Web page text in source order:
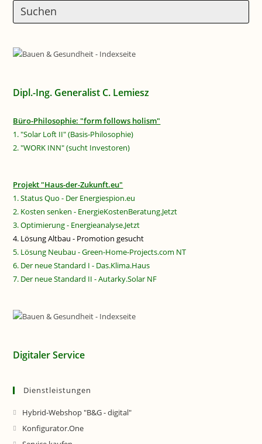
Dipl.-Ing. Generalist C. Lemiesz
Büro-Philosophie: "form follows holism"
1. "Solar Loft II" (Basis-Philosophie)
2. "WORK INN" (sucht Investoren)
Projekt "Haus-der-Zukunft.eu"
1. Status Quo - Der Energiespion.eu
2. Kosten senken - EnergieKostenBeratung.Jetzt
3. Optimierung - Energieanalyse.Jetzt
4. Lösung Altbau - Promotion gesucht
5. Lösung Neubau - Green-Home-Projects.com NT
6. Der neue Standard I - Das.Klima.Haus
7. Der neue Standard II - Autarky.Solar NF
Digitaler Service
Dienstleistungen
Hybrid-Webshop "B&G - digital"
Konfigurator.One